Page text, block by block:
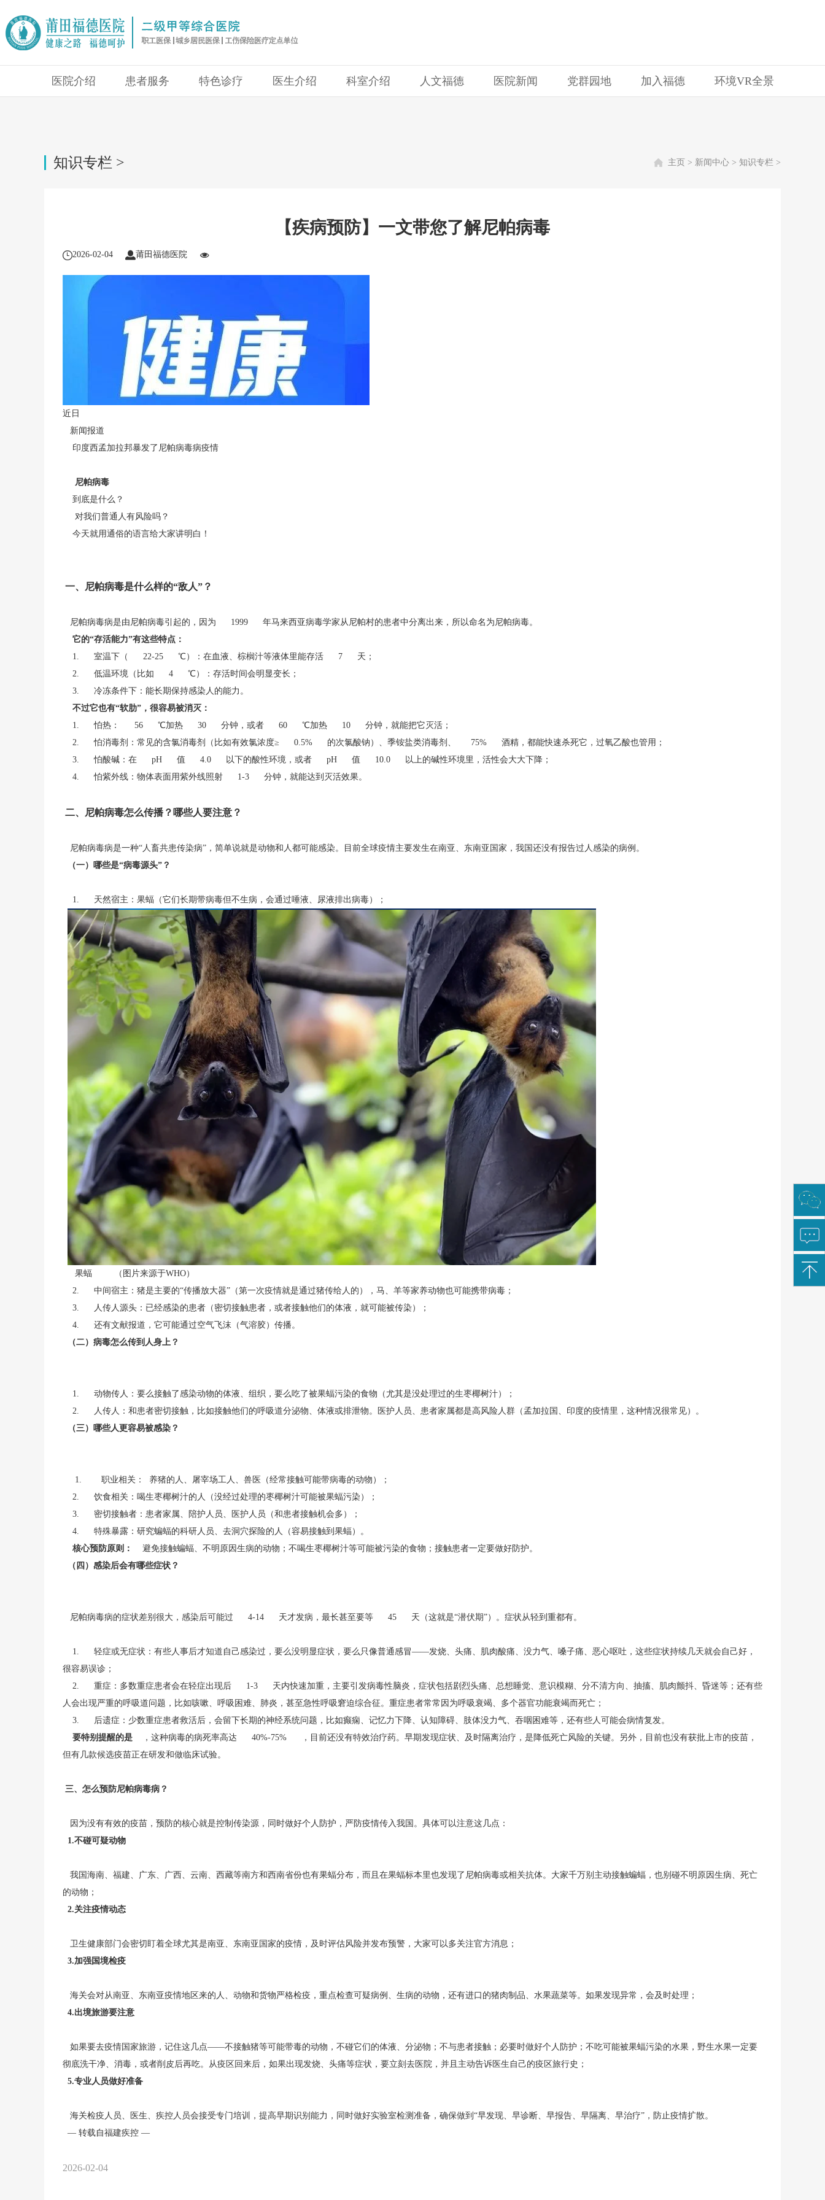
医院介绍 患者服务 特色诊疗 医生介绍 科室介绍 人文福德 医院新闻 党群园地 加入福德 环境VR全景
知识专栏 > 主页 > 新闻中心 > 知识专栏 >
【疾病预防】一文带您了解尼帕病毒
2026-02-04 莆田福德医院 
近日
新闻报道
印度西孟加拉邦暴发了尼帕病毒病疫情
尼帕病毒
到底是什么？
对我们普通人有风险吗？
今天就用通俗的语言给大家讲明白！
一、尼帕病毒是什么样的“敌人”？
尼帕病毒病是由尼帕病毒引起的，因为 1999 年马来西亚病毒学家从尼帕村的患者中分离出来，所以命名为尼帕病毒。
它的“存活能力”有这些特点：
1. 室温下（ 22-25 ℃）：在血液、棕榈汁等液体里能存活 7 天；
2. 低温环境（比如 4 ℃）：存活时间会明显变长；
3. 冷冻条件下：能长期保持感染人的能力。
不过它也有“软肋”，很容易被消灭：
1. 怕热： 56 ℃加热 30 分钟，或者 60 ℃加热 10 分钟，就能把它灭活；
2. 怕消毒剂：常见的含氯消毒剂（比如有效氯浓度≥ 0.5% 的次氯酸钠）、季铵盐类消毒剂、 75% 酒精，都能快速杀死它，过氧乙酸也管用；
3. 怕酸碱：在 pH 值 4.0 以下的酸性环境，或者 pH 值 10.0 以上的碱性环境里，活性会大大下降；
4. 怕紫外线：物体表面用紫外线照射 1-3 分钟，就能达到灭活效果。
二、尼帕病毒怎么传播？哪些人要注意？
尼帕病毒病是一种“人畜共患传染病”，简单说就是动物和人都可能感染。目前全球疫情主要发生在南亚、东南亚国家，我国还没有报告过人感染的病例。
（一）哪些是“病毒源头”？
1. 天然宿主：果蝠（它们长期带病毒但不生病，会通过唾液、尿液排出病毒）；
果蝠 （图片来源于WHO）
2. 中间宿主：猪是主要的“传播放大器”（第一次疫情就是通过猪传给人的），马、羊等家养动物也可能携带病毒；
3. 人传人源头：已经感染的患者（密切接触患者，或者接触他们的体液，就可能被传染）；
4. 还有文献报道，它可能通过空气飞沫（气溶胶）传播。
（二）病毒怎么传到人身上？
1. 动物传人：要么接触了感染动物的体液、组织，要么吃了被果蝠污染的食物（尤其是没处理过的生枣椰树汁）；
2. 人传人：和患者密切接触，比如接触他们的呼吸道分泌物、体液或排泄物。医护人员、患者家属都是高风险人群（孟加拉国、印度的疫情里，这种情况很常见）。
（三）哪些人更容易被感染？
1. 职业相关： 养猪的人、屠宰场工人、兽医（经常接触可能带病毒的动物）；
2. 饮食相关：喝生枣椰树汁的人（没经过处理的枣椰树汁可能被果蝠污染）；
3. 密切接触者：患者家属、陪护人员、医护人员（和患者接触机会多）；
4. 特殊暴露：研究蝙蝠的科研人员、去洞穴探险的人（容易接触到果蝠）。
核心预防原则：
避免接触蝙蝠、不明原因生病的动物；不喝生枣椰树汁等可能被污染的食物；接触患者一定要做好防护。
（四）感染后会有哪些症状？
尼帕病毒病的症状差别很大，感染后可能过 4-14 天才发病，最长甚至要等 45 天（这就是“潜伏期”）。症状从轻到重都有。
1. 轻症或无症状：有些人事后才知道自己感染过，要么没明显症状，要么只像普通感冒——发烧、头痛、肌肉酸痛、没力气、嗓子痛、恶心呕吐，这些症状持续几天就会自己好，
很容易误诊；
2. 重症：多数重症患者会在轻症出现后 1-3 天内快速加重，主要引发病毒性脑炎，症状包括剧烈头痛、总想睡觉、意识模糊、分不清方向、抽搐、肌肉颤抖、昏迷等；还有些
人会出现严重的呼吸道问题，比如咳嗽、呼吸困难、肺炎，甚至急性呼吸窘迫综合征。重症患者常常因为呼吸衰竭、多个器官功能衰竭而死亡；
3. 后遗症：少数重症患者救活后，会留下长期的神经系统问题，比如癫痫、记忆力下降、认知障碍、肢体没力气、吞咽困难等，还有些人可能会病情复发。
要特别提醒的是
，这种病毒的病死率高达 40%-75% ，目前还没有特效治疗药。早期发现症状、及时隔离治疗，是降低死亡风险的关键。另外，目前也没有获批上市的疫苗，
但有几款候选疫苗正在研发和做临床试验。
三、怎么预防尼帕病毒病？
因为没有有效的疫苗，预防的核心就是控制传染源，同时做好个人防护，严防疫情传入我国。具体可以注意这几点：
1.不碰可疑动物
我国海南、福建、广东、广西、云南、西藏等南方和西南省份也有果蝠分布，而且在果蝠标本里也发现了尼帕病毒或相关抗体。大家千万别主动接触蝙蝠，也别碰不明原因生病、死亡
的动物；
2.关注疫情动态
卫生健康部门会密切盯着全球尤其是南亚、东南亚国家的疫情，及时评估风险并发布预警，大家可以多关注官方消息；
3.加强国境检疫
海关会对从南亚、东南亚疫情地区来的人、动物和货物严格检疫，重点检查可疑病例、生病的动物，还有进口的猪肉制品、水果蔬菜等。如果发现异常，会及时处理；
4.出境旅游要注意
如果要去疫情国家旅游，记住这几点——不接触猪等可能带毒的动物，不碰它们的体液、分泌物；不与患者接触；必要时做好个人防护；不吃可能被果蝠污染的水果，野生水果一定要
彻底洗干净、消毒，或者削皮后再吃。从疫区回来后，如果出现发烧、头痛等症状，要立刻去医院，并且主动告诉医生自己的疫区旅行史；
5.专业人员做好准备
海关检疫人员、医生、疾控人员会接受专门培训，提高早期识别能力，同时做好实验室检测准备，确保做到“早发现、早诊断、早报告、早隔离、早治疗”，防止疫情扩散。
— 转载自福建疾控 —
2026-02-04